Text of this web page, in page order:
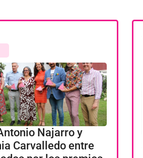
Najarro y
Carvalledo entre